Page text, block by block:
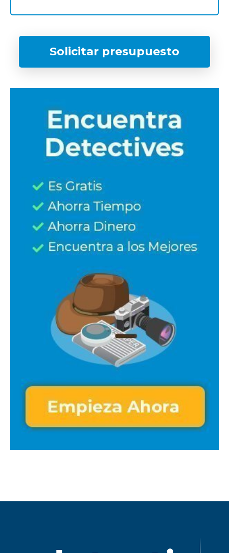
Solicitar presupuesto